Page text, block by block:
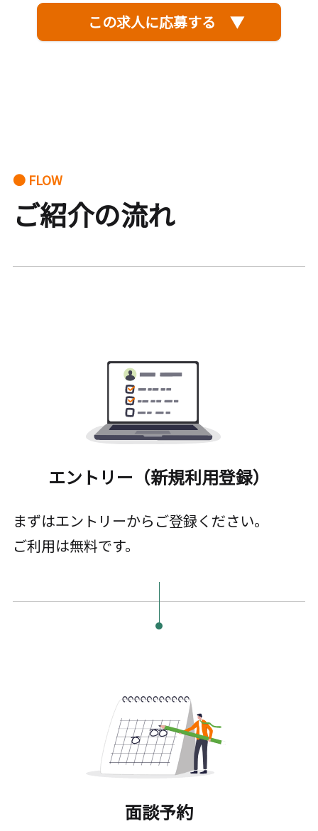
この求人に応募する ▼
● FLOW
ご紹介の流れ
エントリー（新規利用登録）
まずはエントリーからご登録ください。
ご利用は無料です。
面談予約